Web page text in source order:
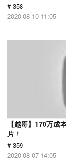
# 358
2020-08-10 11:05
【越哥】170万成
片！
# 359
2020-08-07 14:05